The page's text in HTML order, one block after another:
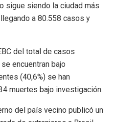
sigue siendo la ciudad más
a 80.558 casos y
del total de casos
encuentran bajo
(40,6%) se han
muertes bajo investigación.
del país vecino publicó un